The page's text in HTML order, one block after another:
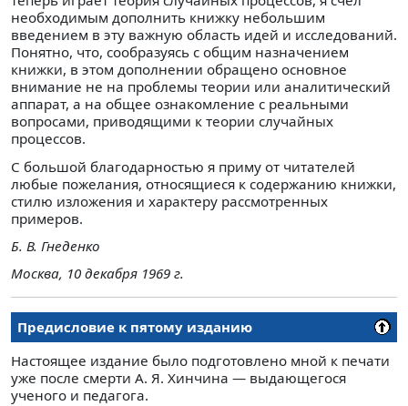
необходимым дополнить книжку небольшим
введением в эту важную область идей и исследований.
Понятно, что, сообразуясь с общим назначением
книжки, в этом дополнении обращено основное
внимание не на проблемы теории или аналитический
аппарат, а на общее ознакомление с реальными
вопросами, приводящими к теории случайных
процессов.
С большой благодарностью я приму от читателей
любые пожелания, относящиеся к содержанию книжки,
стилю изложения и характеру рассмотренных
примеров.
Б. В. Гнеденко
Москва, 10 декабря 1969 г.
Предисловие к пятому изданию
Настоящее издание было подготовлено мной к печати
уже после смерти А. Я. Хинчина — выдающегося
ученого и педагога.